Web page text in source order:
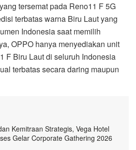
tersemat pada Reno11 F 5G
terbatas warna Biru Laut yang
Indonesia saat memilih
OPPO hanya menyediakan unit
F Biru Laut di seluruh Indonesia
terbatas secara daring maupun
Kemitraan Strategis, Vega Hotel
Gelar Corporate Gathering 2026